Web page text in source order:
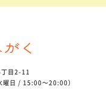
目2-11
日 / 15:00～20:00）